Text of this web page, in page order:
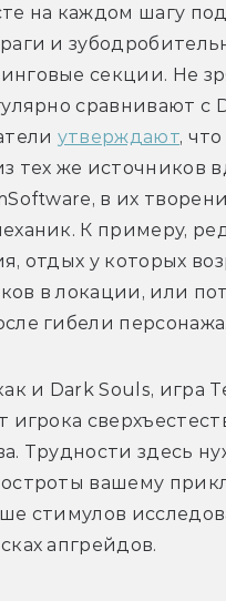
на каждом шагу
и
секции. Не
сравнивают с
утверждают,
тех же источников
в их
К примеру,
отдых у которых
в локации, или
гибели персонажа.
и Dark Souls, игра
игрока
Трудности здесь
остроты вашему
стимулов
апгрейдов.